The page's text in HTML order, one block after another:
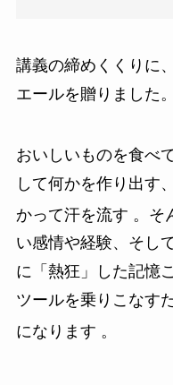
講義の締めくくりに
エールを贈りました。
おいしいものを食べ
して何かを作り出す
かって汗を流す 。そ
い感情や経験、そし
に「熱狂」した記憶
ツールを乗りこなす
になります 。